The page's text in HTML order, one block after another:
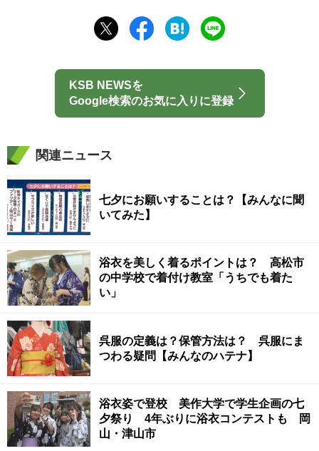
KSB NEWSを
Google検索のお気に入りに登録
関連ニュース
七夕にお願いすることは？【みんなに聞
いてみた】
浴衣を美しく着るポイントは？ 高松市
の中学校で着付け教室「うちでも着た
い」
呉服の定義は？保管方法は？ 呉服にま
つわる疑問【みんなのハテナ】
浴衣姿で登校 美作大学で学生企画の七
夕祭り 4年ぶりに浴衣コンテストも 岡
山・津山市